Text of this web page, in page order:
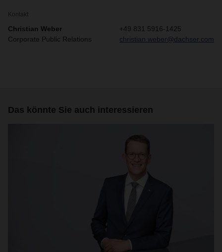
Kontakt
Christian Weber
Corporate Public Relations
+49 831 5916-1425
christian.weber@dachser.com
Das könnte Sie auch interessieren